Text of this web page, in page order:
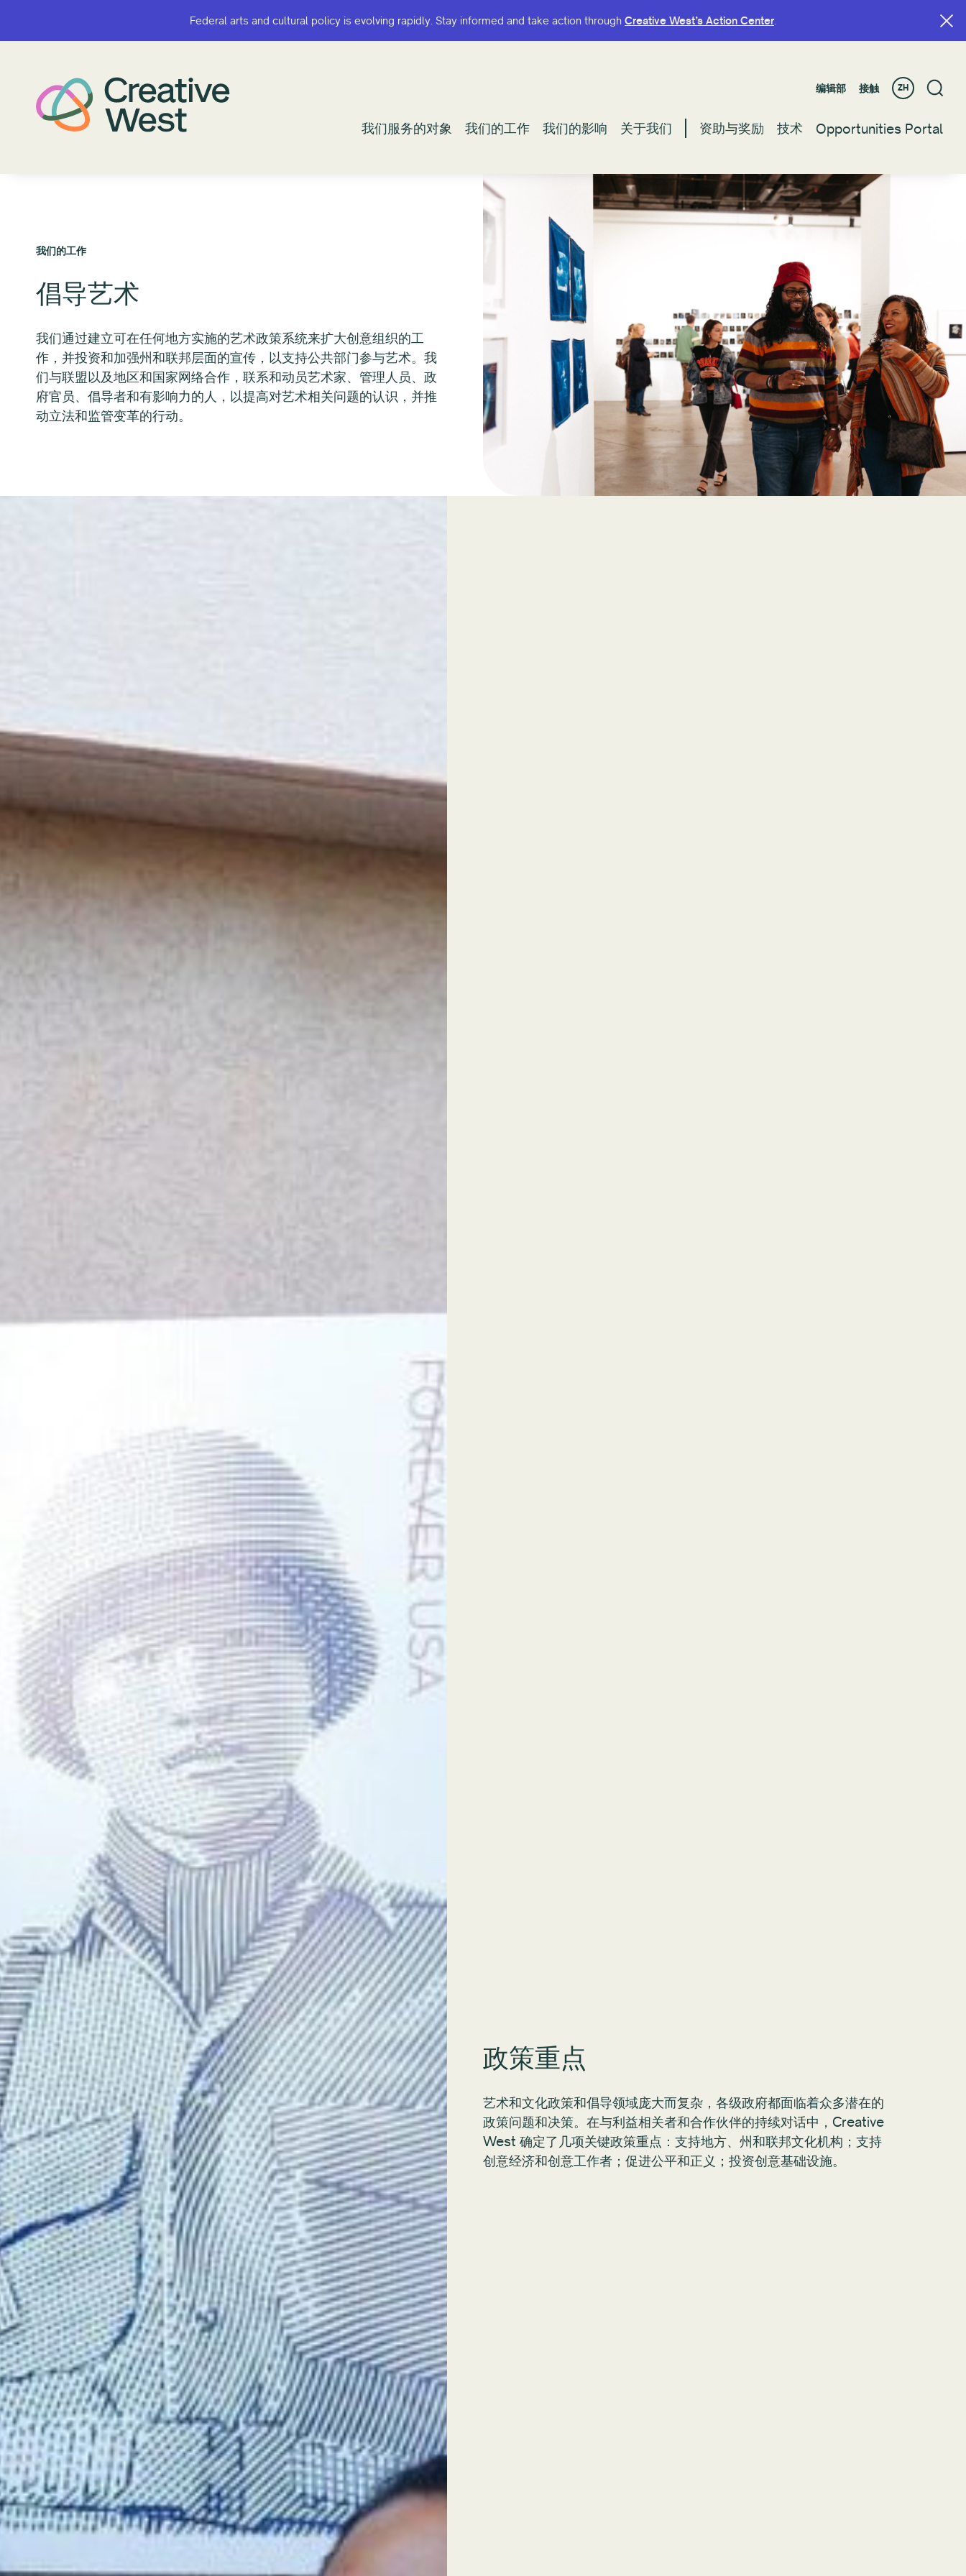
Federal arts and cultural policy is evolving rapidly. Stay informed and take action through Creative West’s Action Center.
编辑部 接触 ZH
我们服务的对象 我们的工作 我们的影响 关于我们 资助与奖励 技术 Opportunities Portal
Federal arts and cultural policy is evolving rapidly. Stay informed and take action through Creative West’s Action Center.
编辑部 接触 ZH
我们服务的对象 我们的工作 我们的影响 关于我们 资助与奖励 技术 Opportunities Portal
我们的工作
倡导艺术
我们通过建立可在任何地方实施的艺术政策系统来扩大创意组织的工
作，并投资和加强州和联邦层面的宣传，以支持公共部门参与艺术。我
们与联盟以及地区和国家网络合作，联系和动员艺术家、管理人员、政
府官员、倡导者和有影响力的人，以提高对艺术相关问题的认识，并推
动立法和监管变革的行动。
政策重点
艺术和文化政策和倡导领域庞大而复杂，各级政府都面临着众多潜在的
政策问题和决策。在与利益相关者和合作伙伴的持续对话中，Creative
West 确定了几项关键政策重点：支持地方、州和联邦文化机构；支持
创意经济和创意工作者；促进公平和正义；投资创意基础设施。